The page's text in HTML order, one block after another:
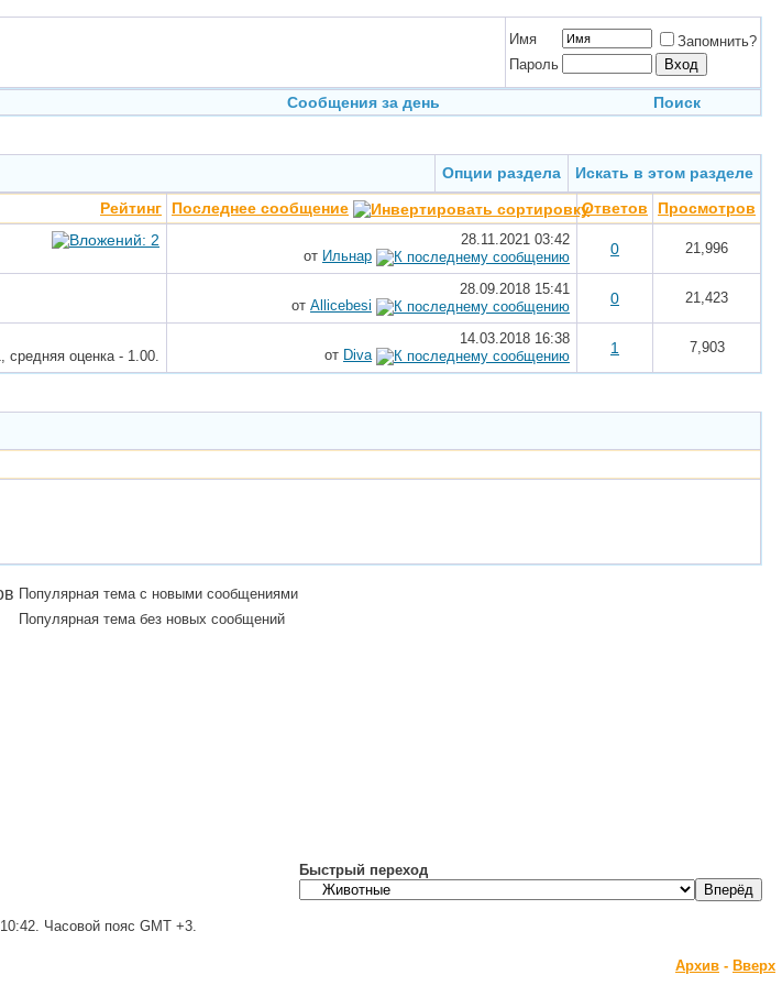
Имя
Запомнить?
Пароль
Сообщения за день Поиск
Опции раздела
Искать в этом разделе
Рейтинг
Последнее сообщение Ответов
Просмотров
28.11.2021 03:42
от Ильнар 0 21,996
28.09.2018 15:41
от Allicebesi 0 21,423
14.03.2018 16:38
от Diva 1 7,903
Популярная тема с новыми сообщениями
Популярная тема без новых сообщений
Быстрый переход
10:42. Часовой пояс GMT +3.
Архив - Вверх